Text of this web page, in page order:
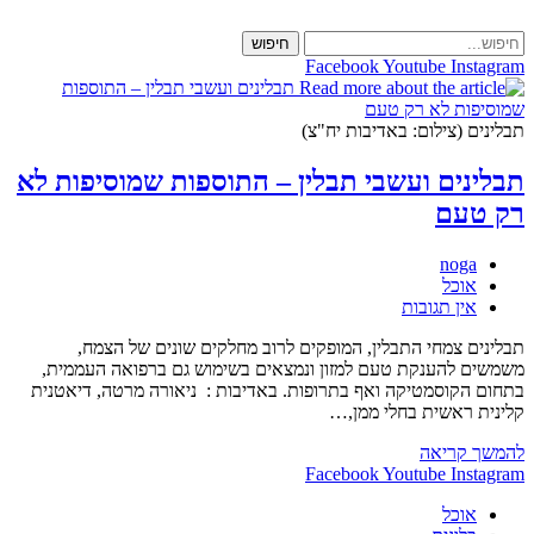
to
content
חיפוש
FacebookYoutube Instagram
תבלינים (צילום: באדיבות יח"צ)
תבלינים ועשבי תבלין – התוספות שמוסיפות לא
רק טעם
מחבר:
noga
קטגוריה:
אוכל
תגובות:
אין תגובות
תבלינים צמחי התבלין, המופקים לרוב מחלקים שונים של הצמח,
משמשים להענקת טעם למזון ונמצאים בשימוש גם ברפואה העממית,
בתחום הקוסמטיקה ואף בתרופות. באדיבות : ניאורה מרטה, דיאטנית
קלינית ראשית בחלי ממן,…
להמשך קריאהתבלינים
ועשביFacebookYoutube Instagram
אוכל